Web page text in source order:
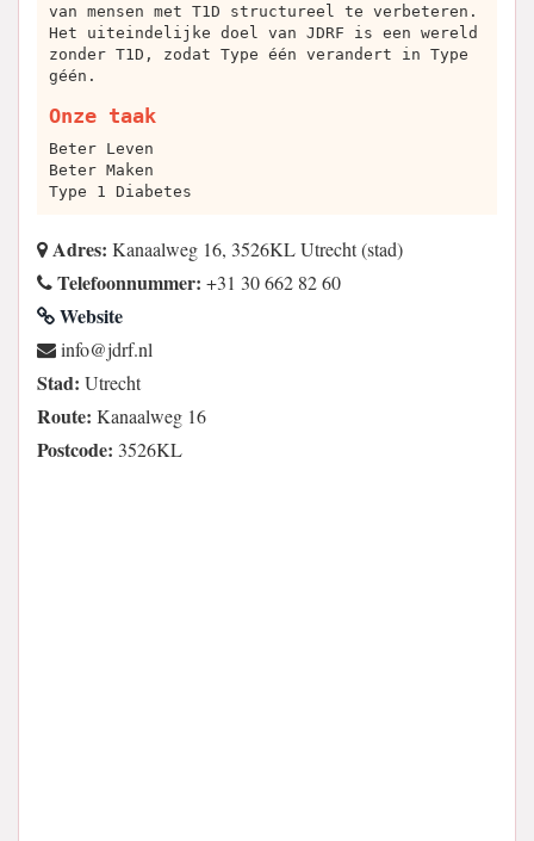
van mensen met T1D structureel te verbeteren.
Het uiteindelijke doel van JDRF is een wereld
zonder T1D, zodat Type één verandert in Type
géén.
Onze taak
Beter Leven
Beter Maken
Type 1 Diabetes
Adres: Kanaalweg 16, 3526KL Utrecht (stad)
Telefoonnummer: +31 30 662 82 60
Website
ln.frdj@ofni
Stad: Utrecht
Route: Kanaalweg 16
Postcode: 3526KL